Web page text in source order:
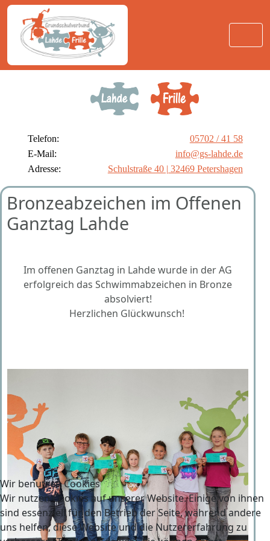
Telefon:
05702 / 41 58
E-Mail:
info@gs-lahde.de
Adresse:
Schulstraße 40 | 32469 Petershagen
Bronzeabzeichen im Offenen
Ganztag Lahde
Im offenen Ganztag in Lahde wurde in der AG
erfolgreich das Schwimmabzeichen in Bronze
absolviert!
Herzlichen Glückwunsch!
Wir benutzen Cookies
Wir nutzen Cookies auf unserer Website. Einige von ihnen
sind essenziell für den Betrieb der Seite, während andere
uns helfen, diese Website und die Nutzererfahrung zu